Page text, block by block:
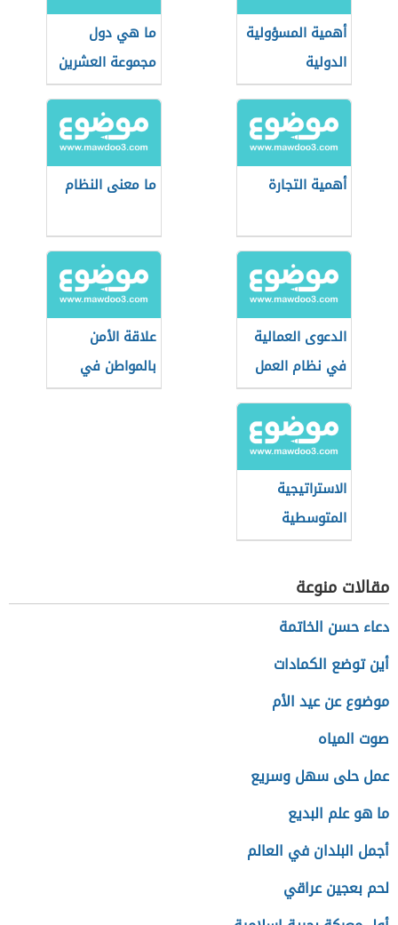
أهمية المسؤولية
الدولية
ما هي دول
مجموعة العشرين
أهمية التجارة ما معنى النظام
الدعوى العمالية
في نظام العمل
السعودي
علاقة الأمن
بالمواطن في
بعدها الاجتماعي
الاستراتيجية
المتوسطية
للتنمية
المستدامة
مقالات منوعة
دعاء حسن الخاتمة
أين توضع الكمادات
موضوع عن عيد الأم
صوت المياه
عمل حلى سهل وسريع
ما هو علم البديع
أجمل البلدان في العالم
لحم بعجين عراقي